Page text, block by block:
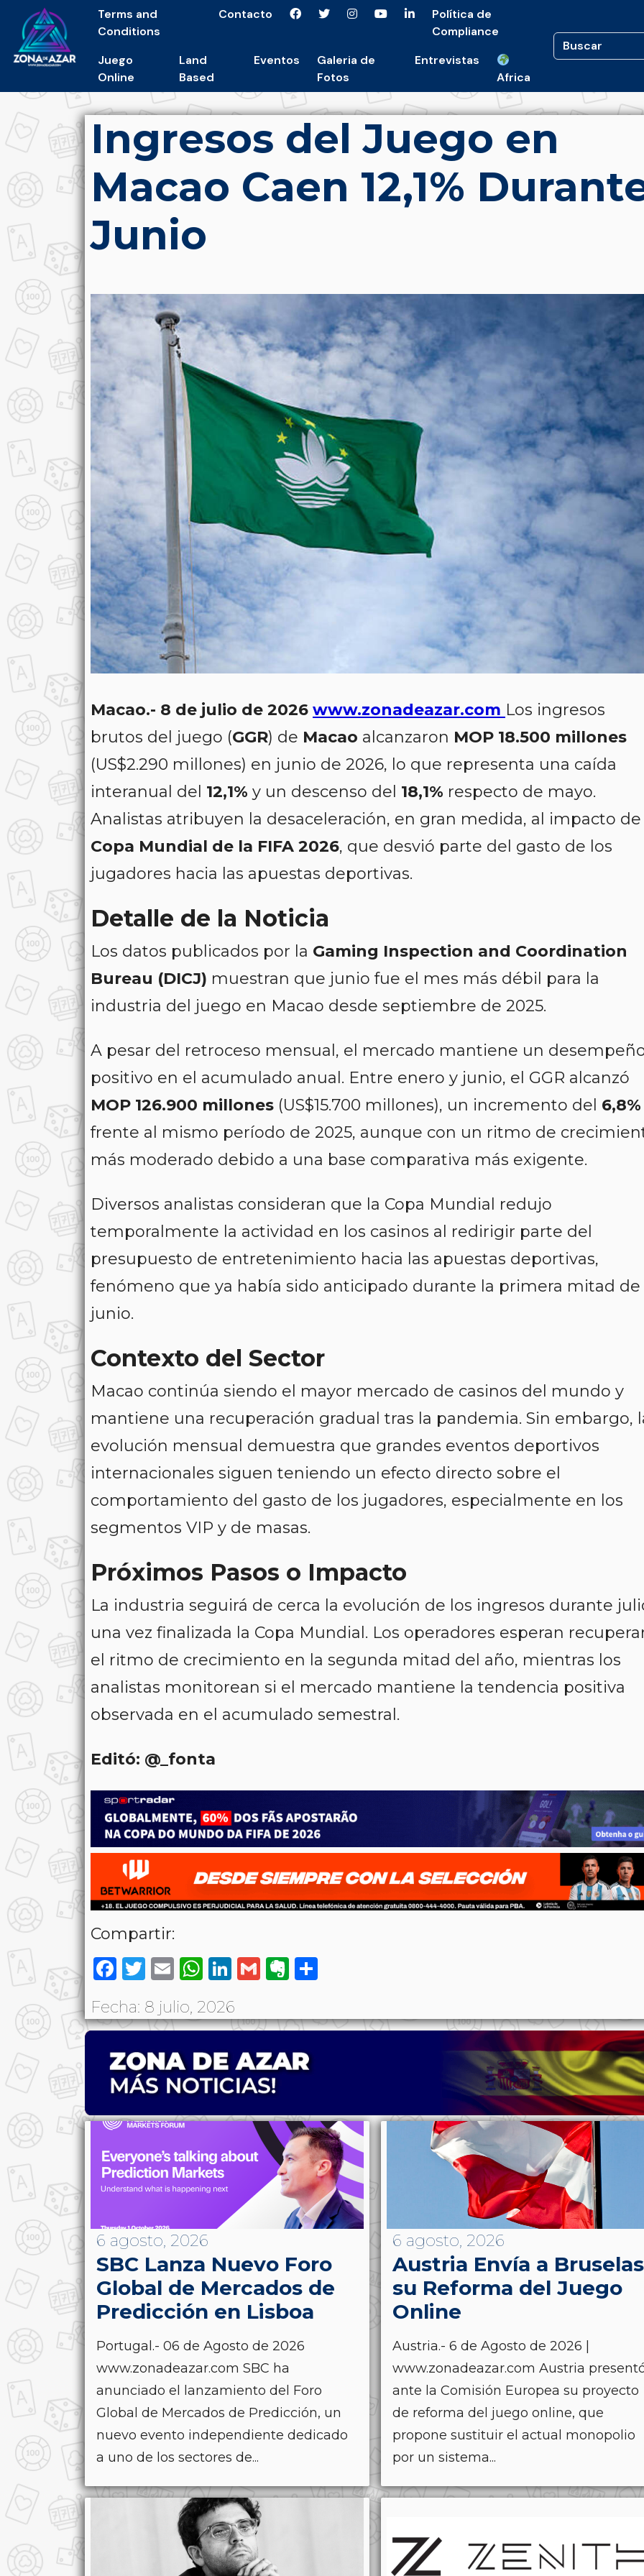
Terms and
Conditions
Contacto
Política de
Compliance
Juego
Online
Land
Based
Eventos
Galeria de
Fotos
Entrevistas
Africa
Ingresos del Juego en
Macao Caen 12,1%
Junio
Macao.- 8 de julio de 2026 www.zonadeazar.com Los ingresos
brutos del juego (GGR) de Macao alcanzaron MOP 18.500 millones
(US$2.290 millones) en junio de 2026, lo que representa una caída
interanual del 12,1% y un descenso del 18,1% respecto de mayo.
Analistas atribuyen la desaceleración, en gran medida, al impacto de
Copa Mundial de la FIFA 2026, que desvió parte del gasto de los
jugadores hacia las apuestas deportivas.
Detalle de la Noticia
Los datos publicados por la Gaming Inspection and Coordination
Bureau (DICJ) muestran que junio fue el mes más débil para la
industria del juego en Macao desde septiembre de 2025.
A pesar del retroceso mensual, el mercado mantiene un
positivo en el acumulado anual. Entre enero y junio, el GGR alcanzó
MOP 126.900 millones (US$15.700 millones), un incremento del 6,8%
frente al mismo período de 2025, aunque con un ritmo de
más moderado debido a una base comparativa más exigente.
Diversos analistas consideran que la Copa Mundial redujo
temporalmente la actividad en los casinos al redirigir parte del
presupuesto de entretenimiento hacia las apuestas deportivas,
fenómeno que ya había sido anticipado durante la primera mitad de
junio.
Contexto del Sector
Macao continúa siendo el mayor mercado de casinos del mundo y
mantiene una recuperación gradual tras la pandemia. Sin embargo,
evolución mensual demuestra que grandes eventos deportivos
internacionales siguen teniendo un efecto directo sobre el
comportamiento del gasto de los jugadores, especialmente en los
segmentos VIP y de masas.
Próximos Pasos o Impacto
La industria seguirá de cerca la evolución de los ingresos durante
una vez finalizada la Copa Mundial. Los operadores esperan
el ritmo de crecimiento en la segunda mitad del año, mientras los
analistas monitorean si el mercado mantiene la tendencia positiva
observada en el acumulado semestral.
Editó: @_fonta
Compartir:
Facebook
Twitter
EmailWhatsApp
LinkedIn
GmailEvernote
Fecha: 8 julio, 2026
6 agosto, 2026
SBC Lanza Nuevo Foro
Global de Mercados de
Predicción en Lisboa
Portugal.- 06 de Agosto de 2026
www.zonadeazar.com SBC ha
anunciado el lanzamiento del Foro
Global de Mercados de Predicción, un
nuevo evento independiente dedicado
a uno de los sectores de...
6 agosto, 2026
Austria Envía a Bruselas
su Reforma del Juego
Online
Austria.- 6 de Agosto de 2026 |
www.zonadeazar.com Austria
ante la Comisión Europea su proyecto
de reforma del juego online, que
propone sustituir el actual monopolio
por un sistema...